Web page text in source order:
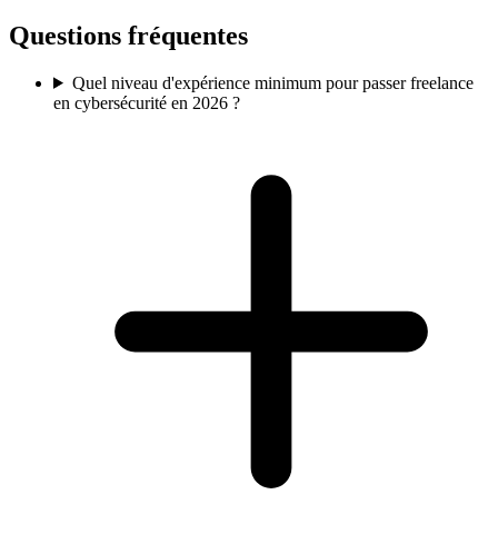
Questions fréquentes
Quel niveau d'expérience minimum pour passer freelance
en cybersécurité en 2026 ?